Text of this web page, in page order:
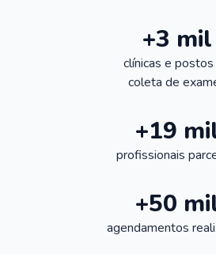
+3 mil
clínicas e
coleta de
+19
profissionais
+50
agendamentos